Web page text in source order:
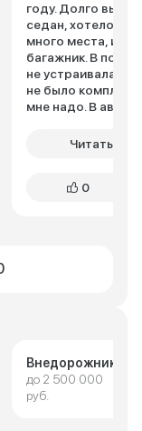
году. Долго
седан, хотелось
много места, и
багажник. В
не устраивала
не было
мне надо. В
Читать
0
Внедорожники
до 2 500 000
руб.